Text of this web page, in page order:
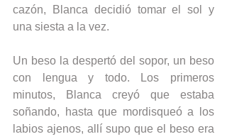
cazón, Blanca decidió tomar el sol y
una siesta a la vez.
Un beso la despertó del sopor, un beso
con lengua y todo. Los primeros
minutos, Blanca creyó que estaba
soñando, hasta que mordisqueó a los
labios ajenos, allí supo que el beso era